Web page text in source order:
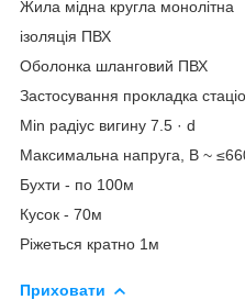
Жила мідна кругла монолітна
ізоляція ПВХ
Оболонка шланговий ПВХ
Застосування прокладка
Min радіус вигину 7.5 · d
Максимальна напруга, В ~
Бухти - по 100м
Кусок - 70м
Ріжеться кратно 1м
Приховати